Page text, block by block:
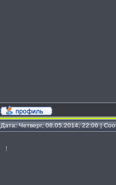
Дата: Четверг, 08.05.2014, 22:06 |
!